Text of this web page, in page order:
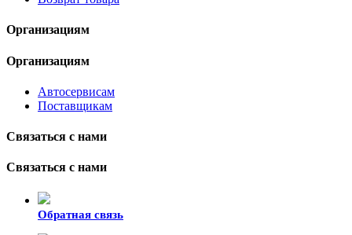
Организациям
Организациям
Автосервисам
Поставщикам
Связаться с нами
Связаться с нами
Обратная связь